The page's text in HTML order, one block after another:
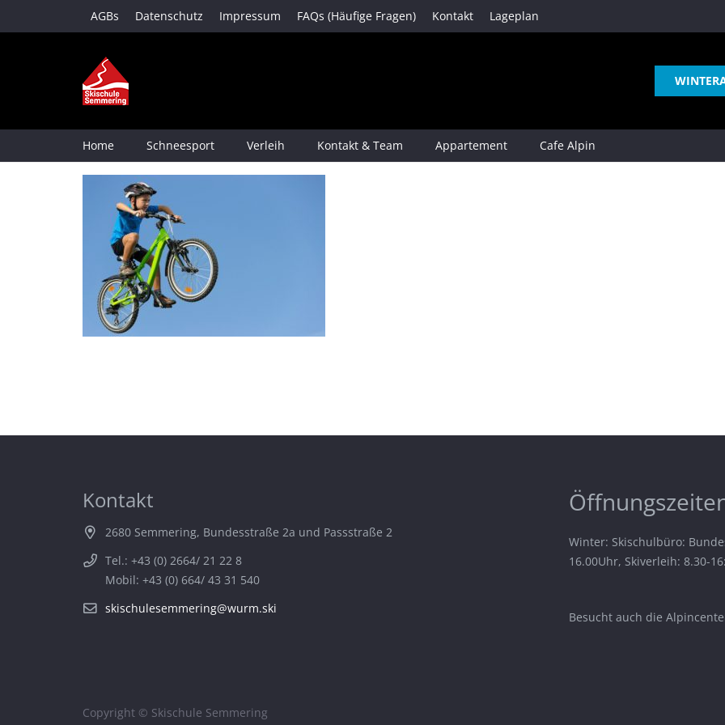
AGBs Datenschutz Impressum FAQs (Häufige Fragen) Kontakt Lageplan
Home Schneesport Verleih Kontakt & Team Appartement Cafe Alpin
Kontakt
2680 Semmering, Bundesstraße 2a und Passstraße 2
Tel.: +43 (0) 2664/ 21 22 8
Mobil: +43 (0) 664/ 43 31 540
skischulesemmering@wurm.ski
Winter: Skischulbüro:
16.00Uhr, Skiverleih: 8.30-
Besucht auch die
Copyright © Skischule Semmering